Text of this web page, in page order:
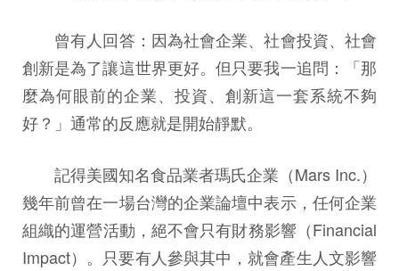
曾有人回答：因為社會企業、社會投資、社會
創新是為了讓這世界更好。但只要我一追問：「那
麼為何眼前的企業、投資、創新這一套系統不夠
好？」通常的反應就是開始靜默。
記得美國知名食品業者瑪氏企業（Mars Inc.）
幾年前曾在一場台灣的企業論壇中表示，任何企業
組織的運營活動，絕不會只有財務影響（Financial
Impact）。只要有人參與其中，就會產生人文影響